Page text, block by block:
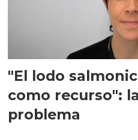
"El lodo
como recurso":
problema